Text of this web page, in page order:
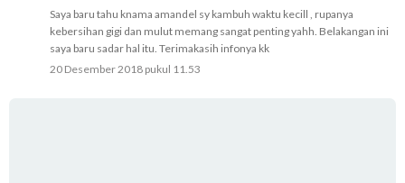
Saya baru tahu knama amandel sy kambuh waktu kecill , rupanya
kebersihan gigi dan mulut memang sangat penting yahh. Belakangan ini
saya baru sadar hal itu. Terimakasih infonya kk
20 Desember 2018 pukul 11.53